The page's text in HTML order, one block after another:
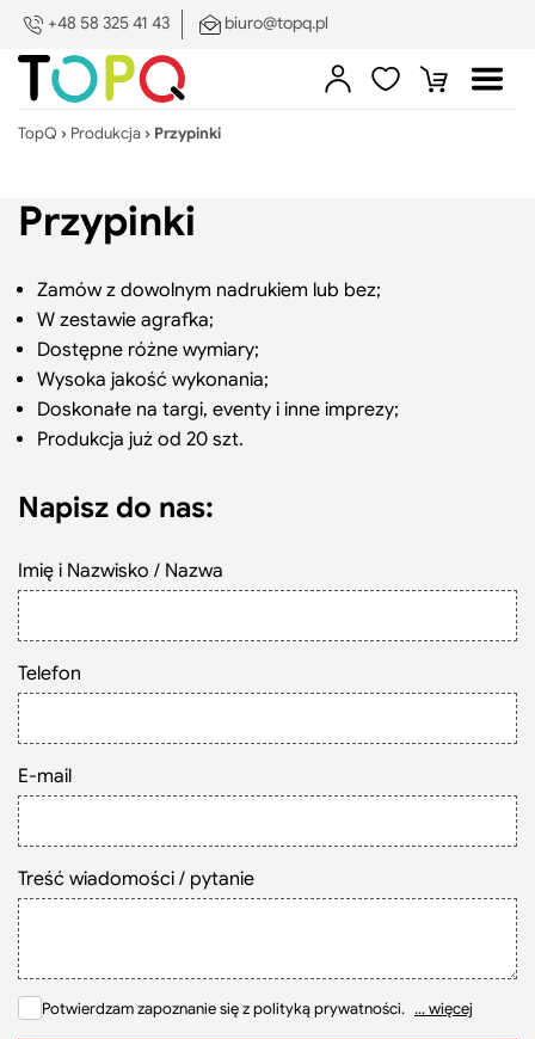
+48 58 325 41 43 biuro@topq.pl
ZalogujUlubioneKoszyk
PL DE EN ESSV
Sklep
Druk i znakowanie
Pokaż/ukryj
podmenu
O nas
Portfolio
Blog
Kontakt
Szukaj
TopQ › Produkcja › Przypinki
Przypinki
Zamów z dowolnym nadrukiem lub bez;
W zestawie agrafka;
Dostępne różne wymiary;
Wysoka jakość wykonania;
Doskonałe na targi, eventy i inne imprezy;
Produkcja już od 20 szt.
Napisz do nas:
Imię i Nazwisko / Nazwa
Telefon
E-mail
Treść wiadomości / pytanie
Potwierdzam zapoznanie się z polityką prywatności. ... więcej